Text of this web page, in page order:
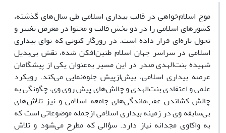
موج اسلام‌خواهی در قالب بیداری اسلامی طی سال‌های گذشته،
کشورهای اسلامی را در دو بخش قالب و محتوا در معرض تغییر و
تحول تازه‌ای قرار داده است. در روزگار کنونی که نوای بیداری
اسلامی در سراسر جهان اسلام طنین‌افکن شده، نقش بی‌بدیل
شهیده بنت‌الهدی صدر در این مسیر به‌عنوان یکی از پیشگامان
عرصه بیداری اسلامی، بیش‌ازپیش جلوه‌نمایی می‌کند. رویکرد
علمی و اعتقادی بنت‌الهدی و چالش‌های پیش روی وی، چگونگی به
چالش کشاندن عقب‌ماندگی‌های جامعه اسلامی و نیز تلاش‌های
بی‌سابقه وی در زمینه بیداری اسلامی ازجمله موضوعاتی است که
به واکاوی مجدانه نیاز دارد. سؤالی که مطرح می‌شود و تلاش